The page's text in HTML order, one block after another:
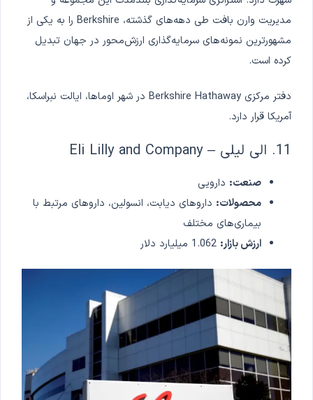
مدیریت وارن بافت طی دهه‌های گذشته، Berkshire را به یکی از
مشهورترین نمونه‌های سرمایه‌گذاری ارزش‌محور در جهان تبدیل
کرده است.
دفتر مرکزی Berkshire Hathaway در شهر اوماها، ایالت نبراسکا،
آمریکا قرار دارد.
11. الی لیلی – Eli Lilly and Company
صنعت: دارویی
محصولات: داروهای دیابت، انسولین، داروهای مرتبط با
بیماری‌های مختلف
ارزش بازار: 1.062 میلیارد دلار